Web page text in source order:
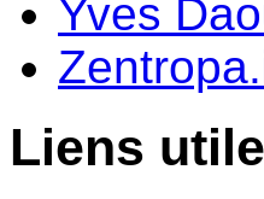
Yves
Liens